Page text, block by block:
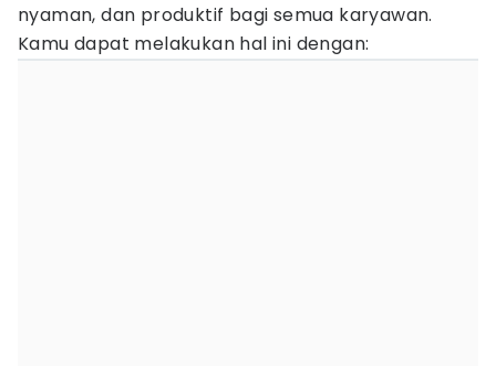
nyaman, dan produktif bagi semua karyawan.
Kamu dapat melakukan hal ini dengan: